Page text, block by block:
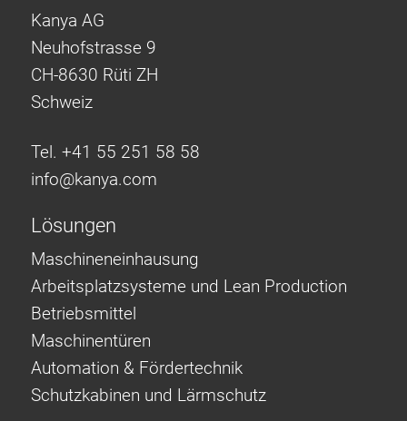
Kanya AG
Neuhofstrasse 9
CH-8630 Rüti ZH
Schweiz
Tel. +41 55 251 58 58
info@kanya.com
Lösungen
Maschineneinhausung
Arbeitsplatzsysteme und Lean Production
Betriebsmittel
Maschinentüren
Automation & Fördertechnik
Schutzkabinen und Lärmschutz